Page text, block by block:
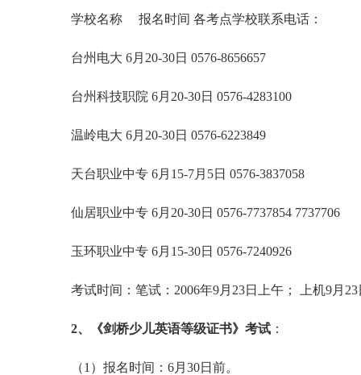
学校名称 报名时间 各考点学校联系电话：
台州电大 6月20-30日 0576-8656657
台州科技职院 6月20-30日 0576-4283100
温岭电大 6月20-30日 0576-6223849
天台职业中专 6月15-7月5日 0576-3837058
仙居职业中专 6月20-30日 0576-7737854 7737706
玉环职业中专 6月15-30日 0576-7240926
考试时间：笔试：2006年9月23日上午； 上机9月23
2、《剑桥少儿英语等级证书》考试 ：
（1）报名时间：6月30日前。